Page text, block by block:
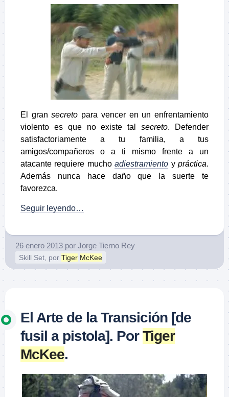
El gransecreto para vencer en un enfrentamiento
violento es que no existe talsecreto. Defender
satisfactoriamente a tu familia, a tus
amigos/compañeros o a ti mismo frente a un
atacante requiere muchoadiestramiento ypráctica.
Además nunca hace daño que la suerte te
favorezca.
Seguir leyendo…
26 enero 2013 por Jorge Tierno Rey
Skill Set, por Tiger McKee
El Arte de la Transición [de
fusil a pistola]. PorTiger
McKee.